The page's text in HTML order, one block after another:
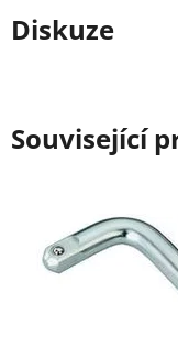
Diskuze
Související